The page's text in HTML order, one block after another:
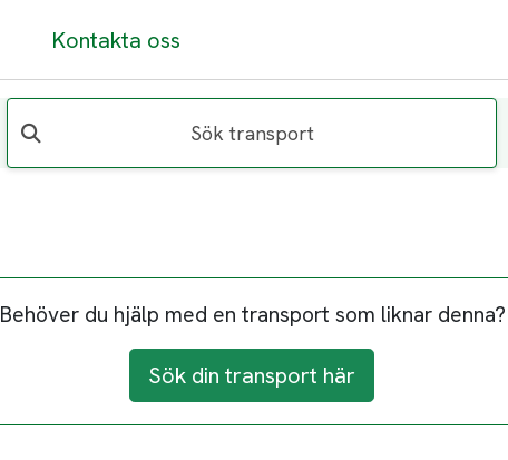
Kontakta oss
Sök transport
Behöver du hjälp med en transport som liknar denna?
Sök din transport här